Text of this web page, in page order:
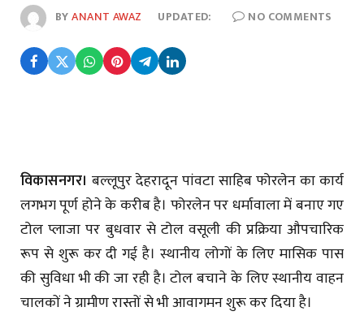
BYANANT AWAZ UPDATED: NO COMMENTS
विकासनगर। बल्लूपुर देहरादून पांवटा साहिब फोरलेन का कार्य
लगभग पूर्ण होने के करीब है। फोरलेन पर धर्मावाला में बनाए गए
टोल प्लाजा पर बुधवार से टोल वसूली की प्रक्रिया औपचारिक
रूप से शुरू कर दी गई है। स्थानीय लोगों के लिए मासिक पास
की सुविधा भी की जा रही है। टोल बचाने के लिए स्थानीय वाहन
चालकों ने ग्रामीण रास्तों से भी आवागमन शुरू कर दिया है।